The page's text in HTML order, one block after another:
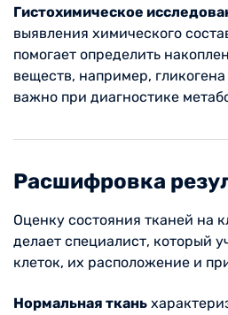
Гистохимическое
выявления химического
помогает определить
веществ, например,
важно при диагностике
Расшифровка
Оценку состояния тканей на
делает специалист, который
клеток, их расположение и
Нормальная ткань